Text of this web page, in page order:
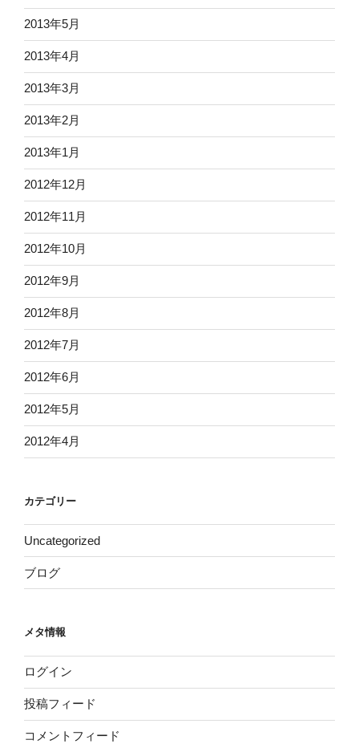
2013年5月
2013年4月
2013年3月
2013年2月
2013年1月
2012年12月
2012年11月
2012年10月
2012年9月
2012年8月
2012年7月
2012年6月
2012年5月
2012年4月
カテゴリー
Uncategorized
ブログ
メタ情報
ログイン
投稿フィード
コメントフィード